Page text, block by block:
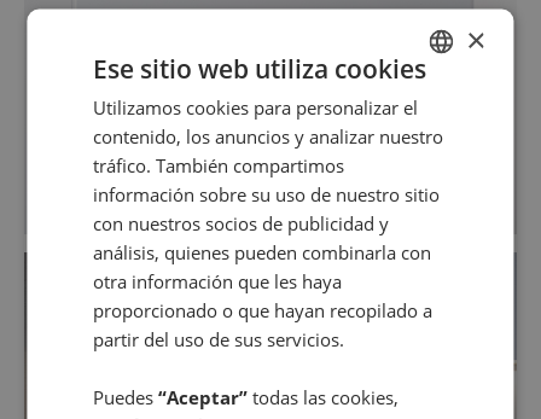
SPANISH
ENGLISH
×
Ese sitio web utiliza cookies
Utilizamos cookies para personalizar el
contenido, los anuncios y analizar nuestro
tráfico. También compartimos
información sobre su uso de nuestro sitio
con nuestros socios de publicidad y
análisis, quienes pueden combinarla con
otra información que les haya
proporcionado o que hayan recopilado a
partir del uso de sus servicios.
Puedes“Aceptar” todas las cookies,